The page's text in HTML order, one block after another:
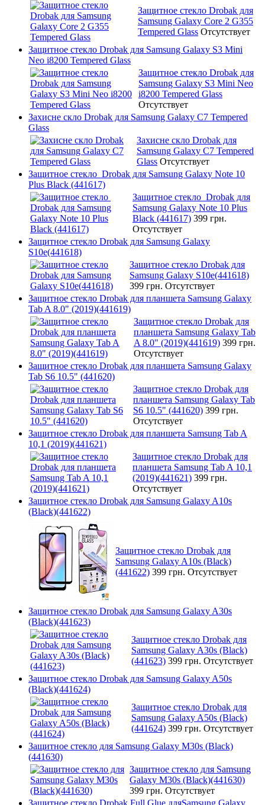
Защитное стекло Drobak для
Samsung Galaxy Core 2 G355
Tempered Glass Отсутствует
Защитное стекло Drobak для Samsung Galaxy S3 Mini
Neo i8200 Tempered Glass
Защитное стекло Drobak для
Samsung Galaxy S3 Mini Neo
i8200 Tempered Glass
Отсутствует
Захисне скло Drobak для Samsung Galaxy C7 Tempered
Glass
Захисне скло Drobak для
Samsung Galaxy C7 Tempered
Glass Отсутствует
Защитное стекло Drobak для Samsung Galaxy Note 10
Plus Black (441617)
Защитное стекло Drobak для
Samsung Galaxy Note 10 Plus
Black (441617) 399 грн.
Отсутствует
Защитное стекло Drobak для Samsung Galaxy
S10e(441618)
Защитное стекло Drobak для
Samsung Galaxy S10e(441618)
399 грн. Отсутствует
Защитное стекло Drobak для планшета Samsung Galaxy
Tab A 8.0" (2019)(441619)
Защитное стекло Drobak для
планшета Samsung Galaxy Tab
A 8.0" (2019)(441619) 399 грн.
Отсутствует
Защитное стекло Drobak для планшета Samsung Galaxy
Tab S6 10.5" (441620)
Защитное стекло Drobak для
планшета Samsung Galaxy Tab
S6 10.5" (441620) 399 грн.
Отсутствует
Защитное стекло Drobak для планшета Samsung Tab A
10,1 (2019)(441621)
Защитное стекло Drobak для
планшета Samsung Tab A 10,1
(2019)(441621) 399 грн.
Отсутствует
Защитное стекло Drobak для Samsung Galaxy A10s
(Black)(441622)
Защитное стекло Drobak для
Samsung Galaxy A10s (Black)
(441622) 399 грн. Отсутствует
Защитное стекло Drobak для Samsung Galaxy A30s
(Black)(441623)
Защитное стекло Drobak для
Samsung Galaxy A30s (Black)
(441623) 399 грн. Отсутствует
Защитное стекло Drobak для Samsung Galaxy A50s
(Black)(441624)
Защитное стекло Drobak для
Samsung Galaxy A50s (Black)
(441624) 399 грн. Отсутствует
Защитное стекло для Samsung Galaxy M30s (Black)
(441630)
Защитное стекло для Samsung
Galaxy M30s (Black)(441630)
399 грн. Отсутствует
Защитное стекло Drobak Full Glue дляSamsung Galaxy